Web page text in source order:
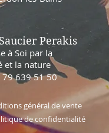
Perakis
à Soi par la
et la nature
79 639 51 50
général de vente
de confidentialité